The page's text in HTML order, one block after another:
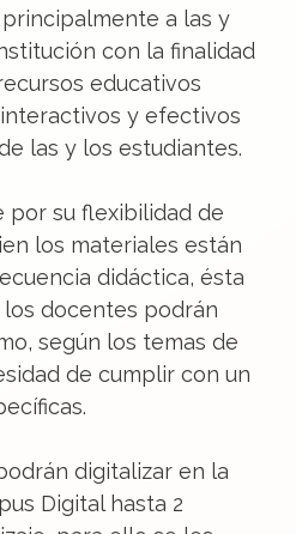
a las y
con la finalidad
educativos
y efectivos
las y los estudiantes.
por su flexibilidad de
los materiales están
didáctica, ésta
los docentes podrán
según los temas de
de cumplir con un
digitalizar en la
Digital hasta 2